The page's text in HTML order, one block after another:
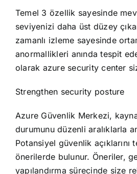
Temel 3 özellik sayesinde
seviyenizi daha üst düzey
zamanlı izleme sayesinde
anormallikleri anında tespit
olarak azure security center
Strengthen security posture
Azure Güvenlik Merkezi,
durumunu düzenli aralıklarla
Potansiyel güvenlik açıklarını
önerilerde bulunur. Öneriler,
yapılandırma sürecinde size